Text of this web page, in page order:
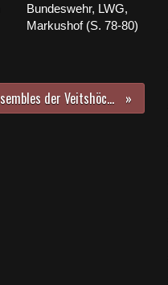
Bundeswehr, LWG,
Markushof (S. 78-80)
Rückblick: Ensembles der Veitshöchheimer Sing- und Musikschule bereicherten Veitshöchheimer Altortweihnacht am zweiten und dritten Adventswochenende